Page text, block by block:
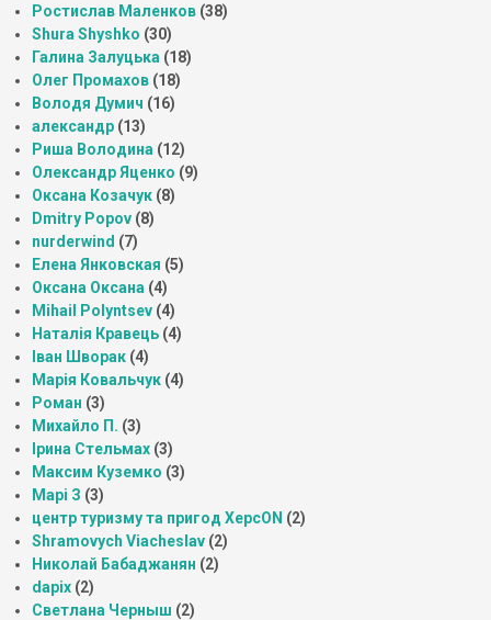
Ростислав Маленков (38)
Shura Shyshko (30)
Галина Залуцька (18)
Олег Промахов (18)
Володя Думич (16)
александр (13)
Риша Володина (12)
Олександр Яценко (9)
Оксана Козачук (8)
Dmitry Popov (8)
nurderwind (7)
Елена Янковская (5)
Оксана Оксана (4)
Mihail Polyntsev (4)
Наталія Кравець (4)
Іван Шворак (4)
Марія Ковальчук (4)
Роман (3)
Михайло П. (3)
Ірина Стельмах (3)
Максим Куземко (3)
Марі З (3)
центр туризму та пригод ХерсON (2)
Shramovych Viacheslav (2)
Николай Бабаджанян (2)
dapix (2)
Светлана Черныш (2)